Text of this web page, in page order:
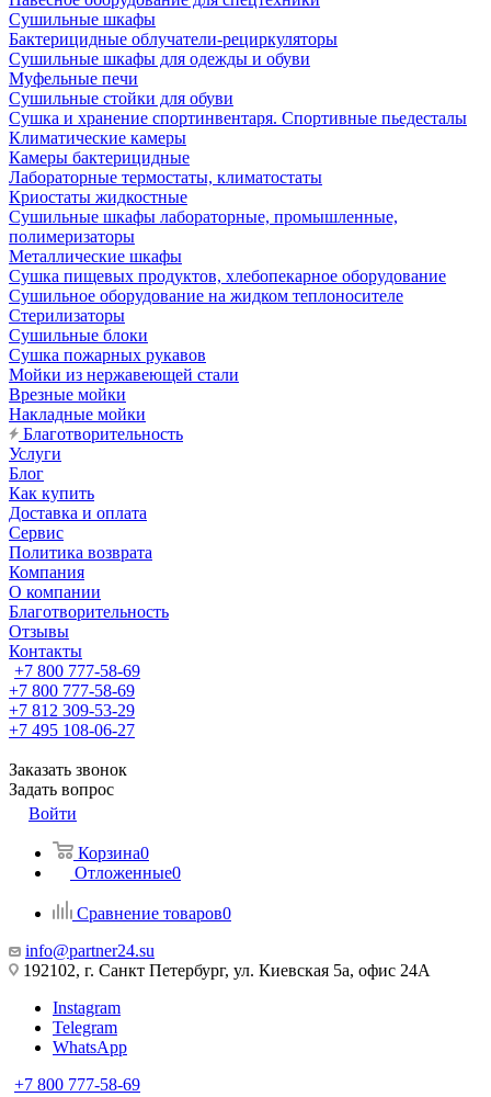
Сушильные шкафы
Бактерицидные облучатели-рециркуляторы
Сушильные шкафы для одежды и обуви
Муфельные печи
Сушильные стойки для обуви
Сушка и хранение спортинвентаря. Спортивные пьедесталы
Климатические камеры
Камеры бактерицидные
Лабораторные термостаты, климатостаты
Криостаты жидкостные
Сушильные шкафы лабораторные, промышленные,
полимеризаторы
Металлические шкафы
Сушка пищевых продуктов, хлебопекарное оборудование
Сушильное оборудование на жидком теплоносителе
Стерилизаторы
Сушильные блоки
Сушка пожарных рукавов
Мойки из нержавеющей стали
Врезные мойки
Накладные мойки
Благотворительность
Услуги
Блог
Как купить
Доставка и оплата
Сервис
Политика возврата
Компания
О компании
Благотворительность
Отзывы
Контакты
+7 800 777-58-69
+7 800 777-58-69
+7 812 309-53-29
+7 495 108-06-27
Заказать звонок
Задать вопрос
Войти
Корзина0
Отложенные0
Сравнение товаров0
info@partner24.su
192102, г. Санкт Петербург, ул. Киевская 5а, офис 24А
Instagram
Telegram
WhatsApp
+7 800 777-58-69